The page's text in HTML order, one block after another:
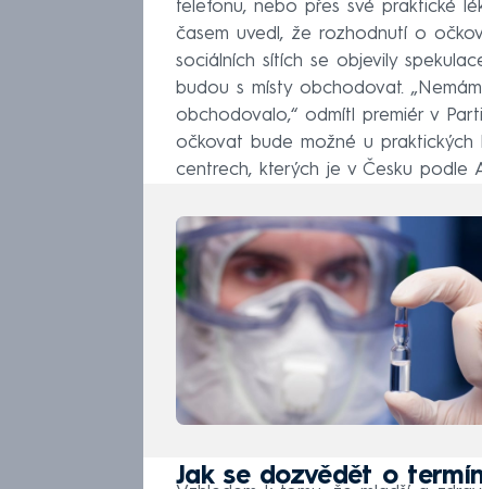
telefonu, nebo přes své praktické
časem uvedl, že rozhodnutí o
sociálních sítích se objevily
budou s místy obchodovat.
obchodovalo,“ odmítl premiér v
očkovat bude možné u praktických
centrech, kterých je v Česku podle
Jak se dozvědět o